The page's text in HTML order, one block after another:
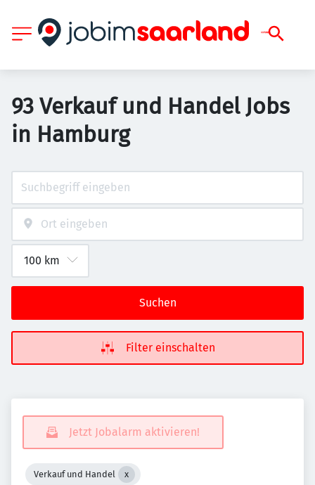
93 Verkauf und Handel Jobs
in Hamburg
Suchen
Filter einschalten
Jetzt Jobalarm aktivieren!
Verkauf und Handel